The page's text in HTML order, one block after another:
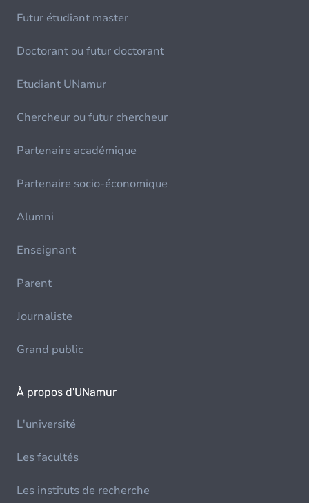
Futur étudiant master
Doctorant ou futur doctorant
Etudiant UNamur
Chercheur ou futur chercheur
Partenaire académique
Partenaire socio-économique
Alumni
Enseignant
Parent
Journaliste
Grand public
À propos d'UNamur
L'université
Les facultés
Les instituts de recherche